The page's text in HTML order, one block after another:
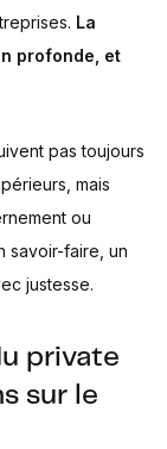
La
profonde, et
pas toujours
mais
ou
savoir-faire, un
justesse.
private
sur le